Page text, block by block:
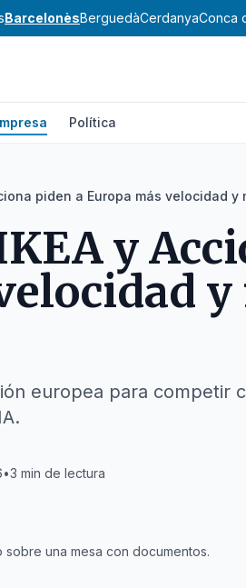
BarcelonèsBerguedàCerdanyaConca
Política
piden a Europa más velocidad y
y
y
europea para competir
•3 min de lectura
una mesa con documentos.